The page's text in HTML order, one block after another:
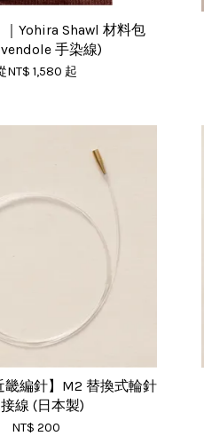
Yohira Shawl 材料包
手染線)
NT$ 1,580 起
畿編針】M2 替換式輪針
線 (日本製)
NT$ 200